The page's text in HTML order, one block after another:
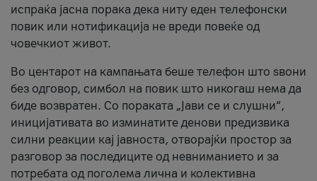
испраќа јасна порака дека ниту еден телефонски
повик или нотификација не вреди повеќе од
човечкиот живот.
Во центарот на кампањата беше телефон што ѕвони
без одговор, симбол на повик што никогаш нема да
биде возвратен. Со пораката „Јави се и слушни“,
иницијативата во изминатите денови предизвика
силни реакции кај јавноста, отворајќи простор за
разговор за последиците од невниманието и за
потребата од поголема лична и колективна